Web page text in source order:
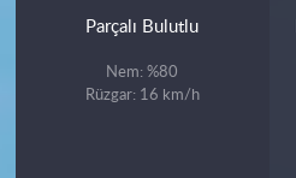
Parçalı Bulutlu
Nem: %80
Rüzgar: 16 km/h